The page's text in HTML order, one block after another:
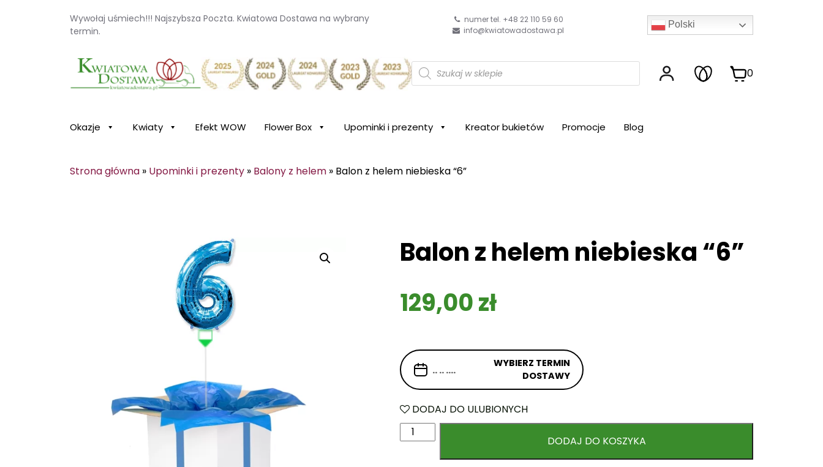
Wywołaj uśmiech!!! Najszybsza Poczta. Kwiatowa Dostawa na wybrany
termin.
numer tel. +48 22 110 59 60
info@kwiatowadostawa.pl
Polski
Kwiaciarnia internetowa Kwiatowa Dostawa
W
s
i
w
k
a
t
ó
w
0
Okazje Kwiaty Efekt WOW Flower Box Upominki i prezenty Kreator bukietów Promocje Blog
Strona główna » Upominki i prezenty » Balony z helem » Balon z helem niebieska “6”
Balon z helem niebieska “6”
129,00zł
WYBIERZ TERMIN
DOSTAWY
DODAJ DO ULUBIONYCH
l
DODAJ DO KOSZYKA